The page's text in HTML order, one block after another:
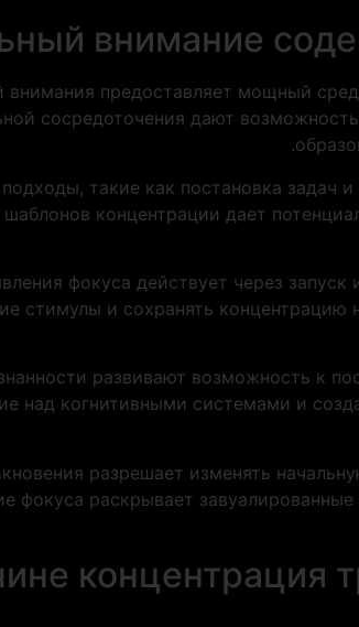
внимание
внимания предоставляет мощный
сосредоточения дают
такие как постановка
концентрации дает
фокуса действует через
стимулы и сохранять концентрацию
развивают возможность к
над когнитивными системами и
разрешает изменять
фокуса раскрывает
концентрация